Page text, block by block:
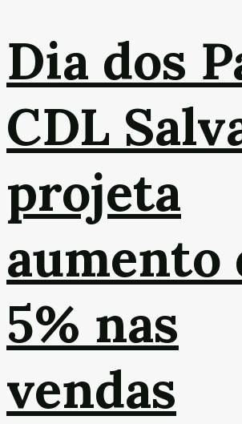
Dia dos
CDL
projeta
aumento
5% nas
vendas